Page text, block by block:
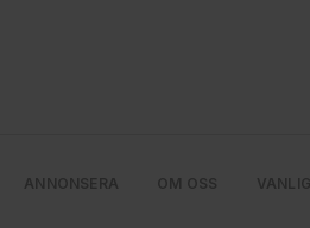
ANNONSERA OM OSS